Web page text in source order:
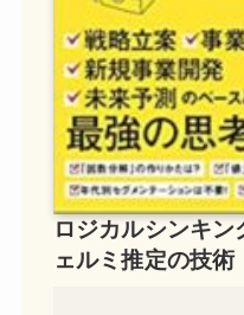
ロジカルシンキ
ェルミ推定の技術